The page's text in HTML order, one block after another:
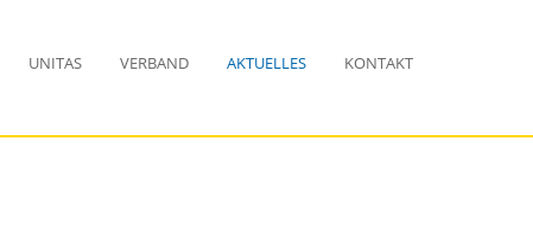
UNITAS VERBAND AKTUELLES KONTAKT